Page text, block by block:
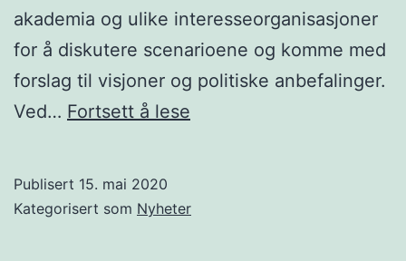
akademia og ulike interesseorganisasjoner
for å diskutere scenarioene og komme med
forslag til visjoner og politiske anbefalinger.
Ved… Fortsett å lese
–
Publisert 15. mai 2020
Kategorisert som Nyheter